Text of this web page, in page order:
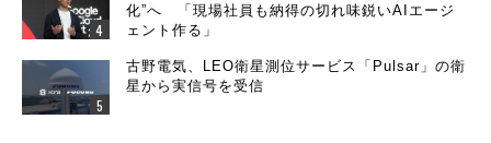
化”へ 「現場社員も納得の切れ味鋭いAIエージ
ェント作る」
古野電気、LEO衛星測位サービス「Pulsar」の衛
星から実信号を受信